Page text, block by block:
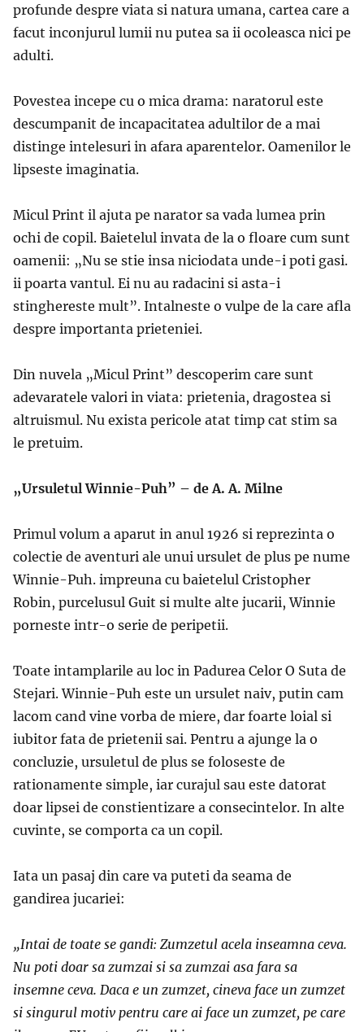
profunde despre viata si natura umana, cartea care a
facut inconjurul lumii nu putea sa ii ocoleasca nici pe
adulti.
Povestea incepe cu o mica drama: naratorul este
descumpanit de incapacitatea adultilor de a mai
distinge intelesuri in afara aparentelor. Oamenilor le
lipseste imaginatia.
Micul Print il ajuta pe narator sa vada lumea prin
ochi de copil. Baietelul invata de la o floare cum sunt
oamenii: „Nu se stie insa niciodata unde-i poti gasi.
ii poarta vantul. Ei nu au radacini si asta-i
stinghereste mult”. Intalneste o vulpe de la care afla
despre importanta prieteniei.
Din nuvela „Micul Print” descoperim care sunt
adevaratele valori in viata: prietenia, dragostea si
altruismul. Nu exista pericole atat timp cat stim sa
le pretuim.
„Ursuletul Winnie-Puh” – de A. A. Milne
Primul volum a aparut in anul 1926 si reprezinta o
colectie de aventuri ale unui ursulet de plus pe nume
Winnie-Puh. impreuna cu baietelul Cristopher
Robin, purcelusul Guit si multe alte jucarii, Winnie
porneste intr-o serie de peripetii.
Toate intamplarile au loc in Padurea Celor O Suta de
Stejari. Winnie-Puh este un ursulet naiv, putin cam
lacom cand vine vorba de miere, dar foarte loial si
iubitor fata de prietenii sai. Pentru a ajunge la o
concluzie, ursuletul de plus se foloseste de
rationamente simple, iar curajul sau este datorat
doar lipsei de constientizare a consecintelor. In alte
cuvinte, se comporta ca un copil.
Iata un pasaj din care va puteti da seama de
gandirea jucariei:
„Intai de toate se gandi: Zumzetul acela inseamna ceva.
Nu poti doar sa zumzai si sa zumzai asa fara sa
insemne ceva. Daca e un zumzet, cineva face un zumzet
si singurul motiv pentru care ai face un zumzet, pe care